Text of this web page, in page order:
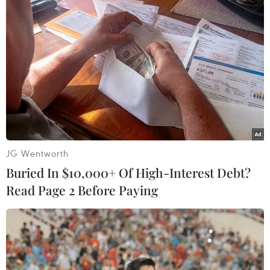
lực kinh tế nhà nước trên địa bàn,
đặc biệt là đất đai, ngân sách, tài
sản công và đơn vị sự nghiệp
công lập.
(Vietnam+)
JG Wentworth
Buried In $10,000+ Of High-Interest Debt?
Read Page 2 Before Paying